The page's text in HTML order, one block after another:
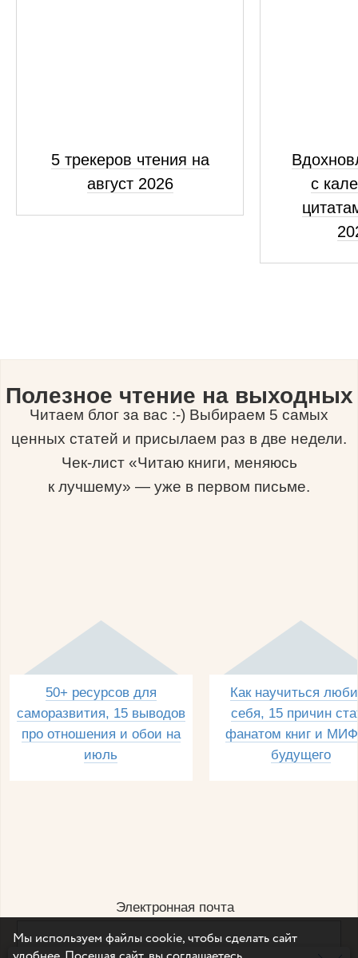
5 трекеров чтения на
август 2026
с
Полезное чтение на выходных
Читаем блог за вас :-) Выбираем 5 самых
ценных статей и присылаем раз в две недели.
Чек-лист «Читаю книги, меняюсь
к лучшему» — уже в первом письме.
50+ ресурсов для
саморазвития, 15 выводов
про отношения и обои на
июль
Как научиться
себя, 15 причин
фанатом книг и
будущего
Электронная почта
Мы используем файлы cookie, чтобы сделать сайт